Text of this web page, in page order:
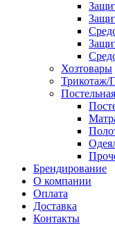
Хозтовары
Трикотаж/
Брендирование
О компании
Оплата
Доставка
Контакты